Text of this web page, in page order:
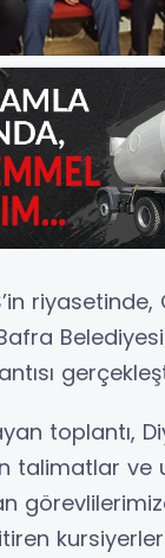
riyasetinde,
toplantı,
talimatlar ve